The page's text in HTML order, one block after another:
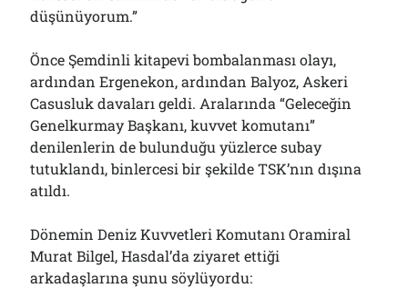
düşünüyorum.”
Önce Şemdinli kitapevi bombalanması olayı,
ardından Ergenekon, ardından Balyoz, Askeri
Casusluk davaları geldi. Aralarında “Geleceğin
Genelkurmay Başkanı, kuvvet komutanı”
denilenlerin de bulunduğu yüzlerce subay
tutuklandı, binlercesi bir şekilde TSK’nın dışına
atıldı.
Dönemin Deniz Kuvvetleri Komutanı Oramiral
Murat Bilgel, Hasdal’da ziyaret ettiği
arkadaşlarına şunu söylüyordu: